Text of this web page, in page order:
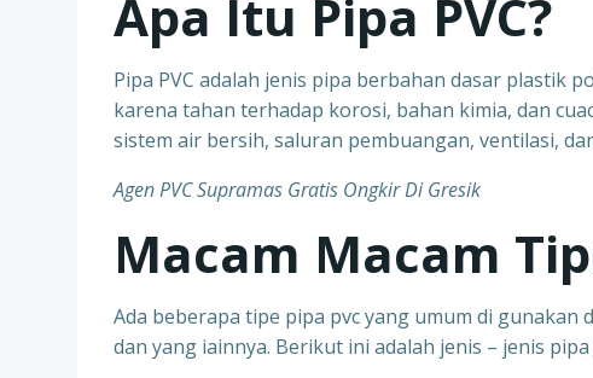
Apa Itu Pipa PVC?
Pipa PVC adalah jenis pipa berbahan dasar plastik
karena tahan terhadap korosi, bahan kimia, dan
sistem air bersih, saluran pembuangan, ventilasi,
Agen PVC Supramas Gratis Ongkir DiGresik
Macam Macam
Ada beberapa tipe pipa pvc yang umum di
dan yang iainnya. Berikut ini adalah jenis – jenis